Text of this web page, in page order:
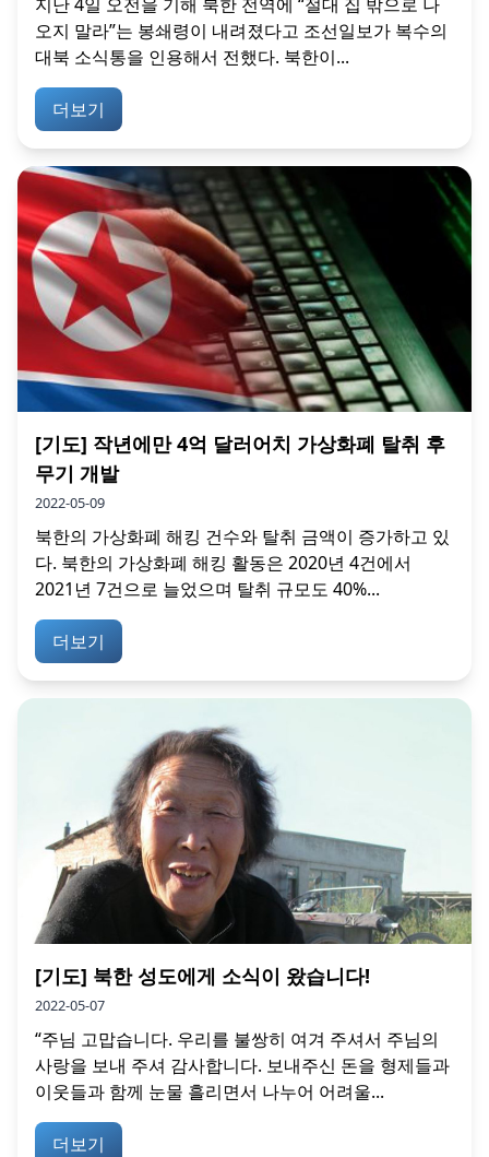
오지 말라”는 봉쇄령이 내려졌다고 조선일보가 복수의
대북 소식통을 인용해서 전했다. 북한이...
더보기
[기도] 작년에만 4억 달러어치 가상화폐 탈취 후
무기 개발
2022-05-09
북한의 가상화폐 해킹 건수와 탈취 금액이 증가하고 있
다. 북한의 가상화폐 해킹 활동은 2020년 4건에서
2021년 7건으로 늘었으며 탈취 규모도 40%...
더보기
[기도] 북한 성도에게 소식이 왔습니다!
2022-05-07
“주님 고맙습니다. 우리를 불쌍히 여겨 주셔서 주님의
사랑을 보내 주셔 감사합니다. 보내주신 돈을 형제들과
이웃들과 함께 눈물 흘리면서 나누어 어려울...
더보기